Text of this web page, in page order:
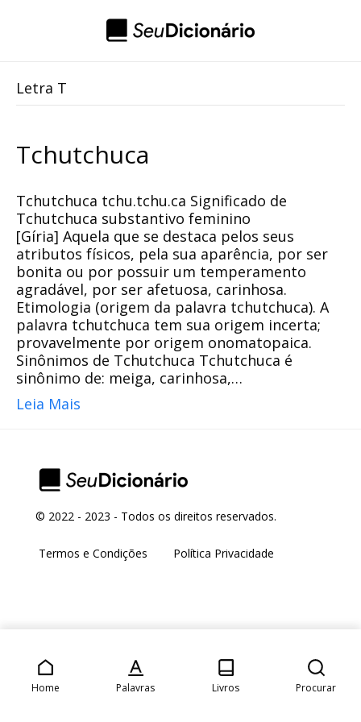
Letra T
Tchutchuca
Tchutchuca tchu.tchu.ca Significado de
Tchutchuca substantivo feminino
[Gíria] Aquela que se destaca pelos seus
atributos físicos, pela sua aparência, por ser
bonita ou por possuir um temperamento
agradável, por ser afetuosa, carinhosa.
Etimologia (origem da palavra tchutchuca). A
palavra tchutchuca tem sua origem incerta;
provavelmente por origem onomatopaica.
Sinônimos de Tchutchuca Tchutchuca é
sinônimo de: meiga, carinhosa,…
Leia Mais
© 2022 - 2023 - Todos os direitos reservados.
Termos e Condições Política Privacidade
Home Palavras Livros Procurar